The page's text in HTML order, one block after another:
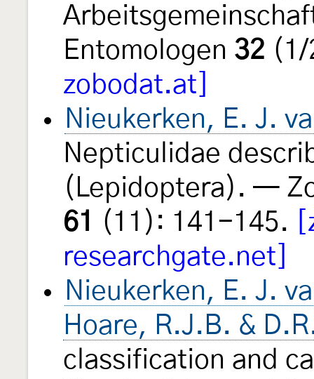
Entomologen 32
zobodat.at]
Nieukerken, E. J.
Nepticulidae
(Lepidoptera). —
61
(11): 141-145.
researchgate.net]
Nieukerken, E. J.
Hoare, R.J.B. &
classification and